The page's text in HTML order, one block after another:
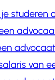
studeren
van